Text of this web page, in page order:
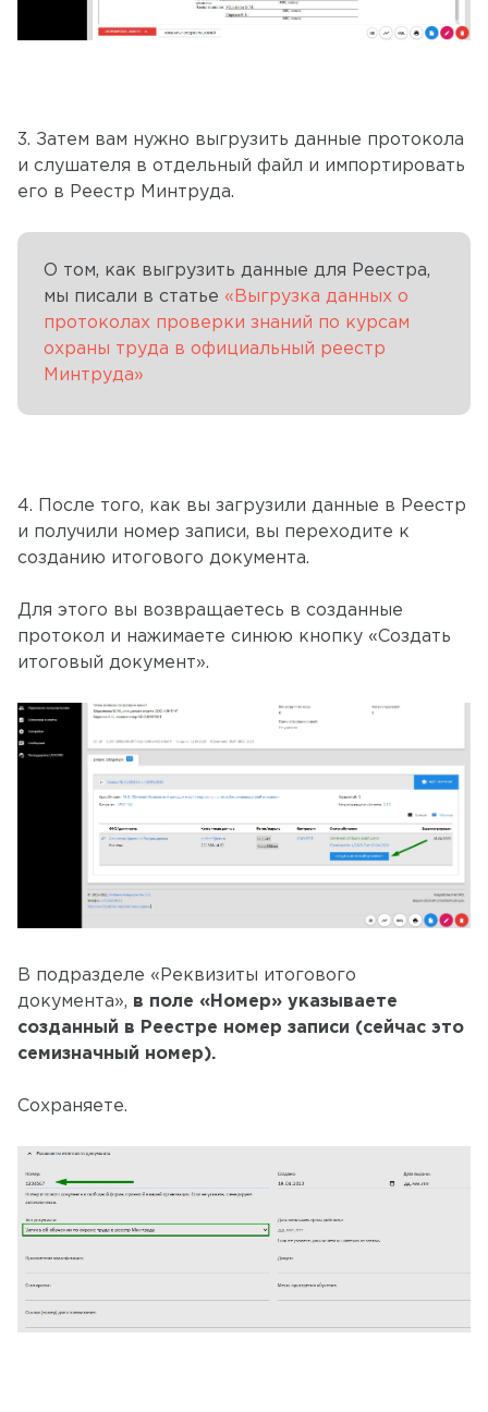
3. Затем вам нужно выгрузить данные протокола
и слушателя в отдельный файл и импортировать
его в Реестр Минтруда.
О том, как выгрузить данные для Реестра,
мы писали в статье «Выгрузка данных о
протоколах проверки знаний по курсам
охраны труда в официальный реестр
Минтруда»
4. После того, как вы загрузили данные в Реестр
и получили номер записи, вы переходите к
созданию итогового документа.
Для этого вы возвращаетесь в созданные
протокол и нажимаете синюю кнопку «Создать
итоговый документ».
В подразделе «Реквизиты итогового
документа», в поле «Номер» указываете
созданный в Реестре номер записи (сейчас это
семизначный номер).
Сохраняете.